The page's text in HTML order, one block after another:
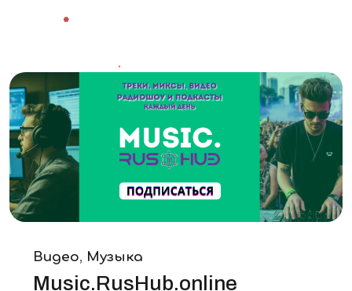
Видео, Музыка
Music.RusHub.online